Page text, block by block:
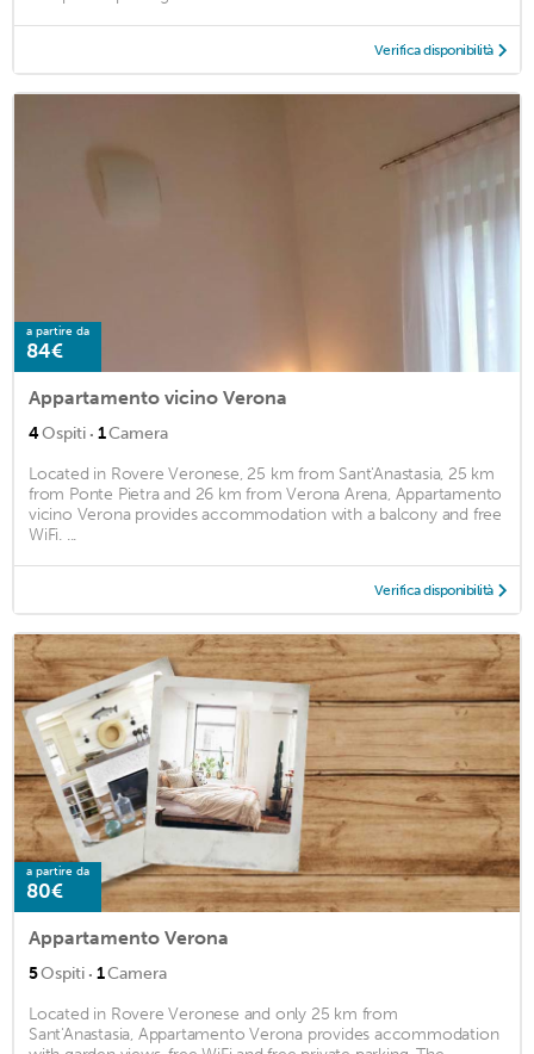
Verifica disponibilità
a partire da
84€
Appartamento vicino Verona
4Ospiti · 1Camera
Located in Rovere Veronese, 25 km from Sant'Anastasia, 25 km
from Ponte Pietra and 26 km from Verona Arena, Appartamento
vicino Verona provides accommodation with a balcony and free
WiFi. ...
Verifica disponibilità
a partire da
80€
Appartamento Verona
5Ospiti · 1Camera
Located in Rovere Veronese and only 25 km from
Sant'Anastasia, Appartamento Verona provides accommodation